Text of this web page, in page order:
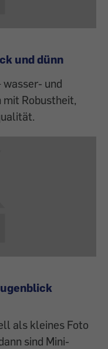
und dünn
wasser- und
Robustheit,
als kleines Foto
sind Mini-